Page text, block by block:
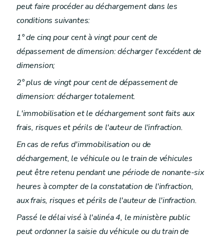
peut faire procéder au déchargement dans les
conditions suivantes:
1° de cinq pour cent à vingt pour cent de
dépassement de dimension: décharger l'excédent de
dimension;
2° plus de vingt pour cent de dépassement de
dimension: décharger totalement.
L'immobilisation et le déchargement sont faits aux
frais, risques et périls de l'auteur de l'infraction.
En cas de refus d'immobilisation ou de
déchargement, le véhicule ou le train de véhicules
peut être retenu pendant une période de nonante-six
heures à compter de la constatation de l'infraction,
aux frais, risques et périls de l'auteur de l'infraction.
Passé le délai visé à l'alinéa 4, le ministère public
peut ordonner la saisie du véhicule ou du train de